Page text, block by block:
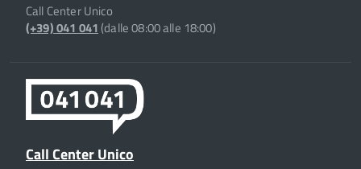
Call Center Unico
(+39) 041 041(dalle 08:00 alle 18:00)
Call Center Unico